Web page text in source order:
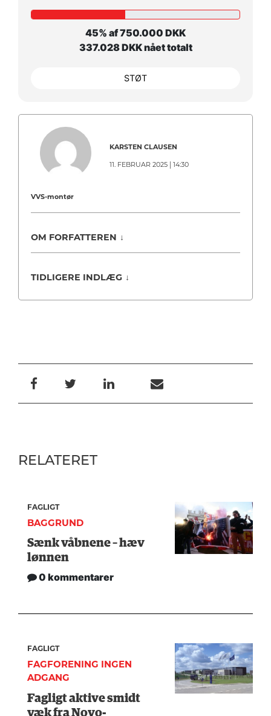
45% af 750.000 DKK
337.028 DKK nået totalt
STØT
KARSTEN CLAUSEN
11. FEBRUAR 2025 | 14:30
VVS-montør
OM FORFATTEREN ↓
TIDLIGERE INDLÆG ↓
RELATERET
FAGLIGT
BAGGRUND
Sænk våbnene – hæv
lønnen
0 kommentarer
FAGLIGT
FAGFORENING INGEN
ADGANG
Fagligt aktive smidt
væk fra Novo-